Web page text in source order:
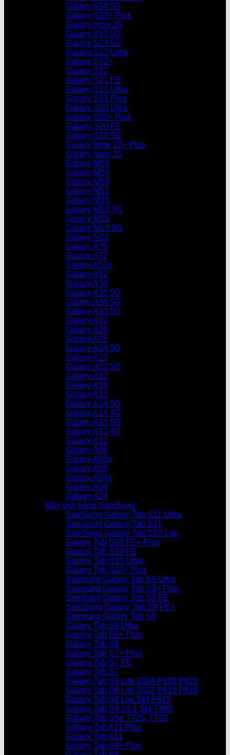
Galaxy A54 5G
Galaxy S23+ Plus
Galaxy Note 20
Galaxy A53 5G
Galaxy S23 5G
Galaxy S22 Ultra
Galaxy S22+
Galaxy S22
Galaxy S21 FE
Galaxy S21 Ultra
Galaxy S21 Plus
Galaxy S20 Ultra
Galaxy S20+ Plus
Galaxy S20 FE
Galaxy S10 5G
Galaxy Note 10+ Plus
Galaxy Note 10
Galaxy M55
Galaxy M54
Galaxy M53
Galaxy M51
Galaxy M35
Galaxy M23 5G
Galaxy M15
Galaxy M13 5G
Galaxy M12
Galaxy A76
Galaxy A72
Galaxy A52s
Galaxy A52
Galaxy A36
Galaxy A35 5G
Galaxy A34 5G
Galaxy A33 5G
Galaxy A32
Galaxy A26
Galaxy A25
Galaxy A24 5G
Galaxy A23
Galaxy A22 5G
Galaxy A22
Galaxy A16
Galaxy A15
Galaxy A14 5G
Galaxy A14 4G
Galaxy A13 5G
Galaxy A13 4G
Galaxy A12
Galaxy A06
Galaxy A05s
Galaxy A05
Galaxy A04s
Galaxy A04
Galaxy A24
Máy tính bảng SamSung
SamSung Galaxy Tab S11 Ultra
SamSung Galaxy Tab S11
SamSung Galaxy Tab S10 Lite
Galaxy Tab S10 FE+ Plus
Galaxy Tab S10 FE
Galaxy Tab S10 Ultra
Galaxy Tab S10+ Plus
Samsung Galaxy Tab S9 Ultra
Samsung Galaxy Tab S9+ Plus
Samsung Galaxy Tab S9 FE
SamSung Galaxy Tab S9 FE+
Samsung Galaxy Tab S9
Galaxy Tab S8 Ultra
Galaxy Tab S8+ Plus
Galaxy Tab S8
Galaxy Tab S7+ Plus
Galaxy Tab S7 FE
Galaxy Tab S7
Galaxy Tab S6 Lite 2024 P620 P625
Galaxy Tab S6 Lite 2022 P613 P619
Galaxy Tab S6 Lite SM-P615
Galaxy Tab S6 10.5 SM-T860
Galaxy Tab S5e T725, T720
Galaxy Tab A11 Plus
Galaxy Tab A11
Galaxy Tab A9+ Plus